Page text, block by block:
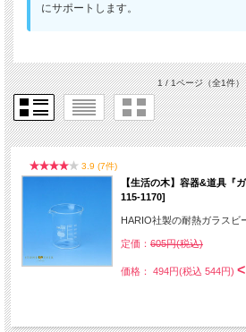
にサポートします。
1 / 1ページ（全1件）
3.9 (7件)
【生活の木】容器&道具『
115-1170]
HARIO社製の耐熱ガラスビ
定価： 605円(税込)
価格： 494円(税込 544円)